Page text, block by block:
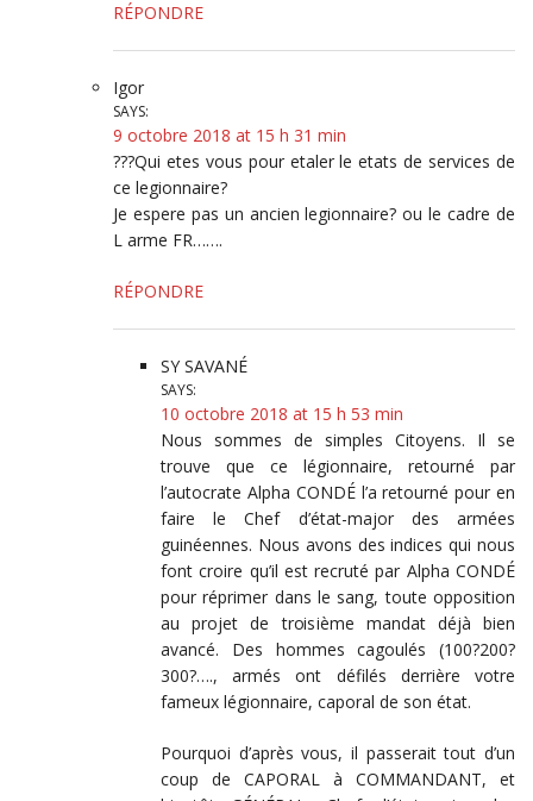
RÉPONDRE
Igor
SAYS:
9 octobre 2018 at 15 h 31 min
???Qui etes vous pour etaler le etats de services de
ce legionnaire?
Je espere pas un ancien legionnaire? ou le cadre de
L arme FR…….
RÉPONDRE
SY SAVANÉ
SAYS:
10 octobre 2018 at 15 h 53 min
Nous sommes de simples Citoyens. Il se
trouve que ce légionnaire, retourné par
l’autocrate Alpha CONDÉ l’a retourné pour en
faire le Chef d’état-major des armées
guinéennes. Nous avons des indices qui nous
font croire qu’il est recruté par Alpha CONDÉ
pour réprimer dans le sang, toute opposition
au projet de troisième mandat déjà bien
avancé. Des hommes cagoulés (100?200?
300?…., armés ont défilés derrière votre
fameux légionnaire, caporal de son état.
Pourquoi d’après vous, il passerait tout d’un
coup de CAPORAL à COMMANDANT, et